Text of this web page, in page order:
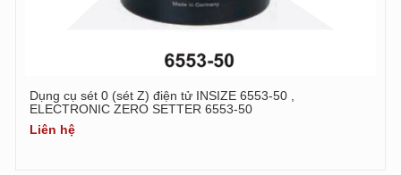
Dụng cụ sét 0 (sét Z) điện tử INSIZE 6553-50 ,
ELECTRONIC ZERO SETTER 6553-50
Liên hệ